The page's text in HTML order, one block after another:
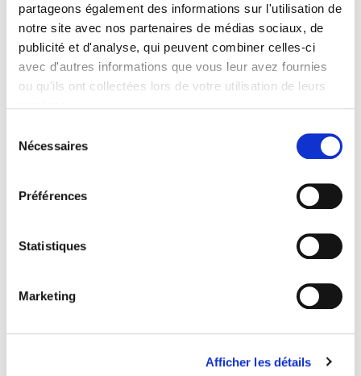
partageons également des informations sur l'utilisation de
notre site avec nos partenaires de médias sociaux, de
publicité et d'analyse, qui peuvent combiner celles-ci
avec d'autres informations que vous leur avez fournies
ou qu'ils ont collectées lors de votre utilisation de leurs
Nécessaires
Préférences
Statistiques
Marketing
Afficher les détails
fiche produit
CORIANDOLINA
NOISETTE